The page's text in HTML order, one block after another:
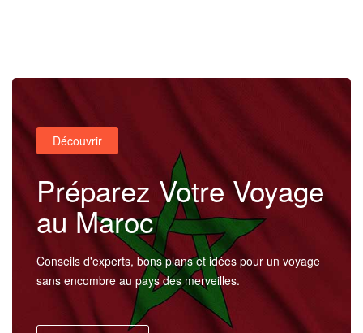
Découvrir
Préparez Votre Voyage
au Maroc
Conseils d'experts, bons plans et idées pour un voyage
sans encombre au pays des merveilles.
Accueil
Destinations
Voyages
Activités